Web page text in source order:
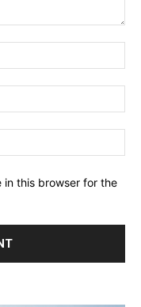
in this browser for the